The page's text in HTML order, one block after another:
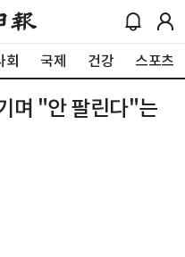
회 국제 건강 스포츠
며 "안 팔린다"는